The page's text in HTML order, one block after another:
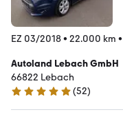
EZ 03/2018• 22.000 km •
Autoland Lebach GmbH
66822 Lebach
5 Sterne
(52)